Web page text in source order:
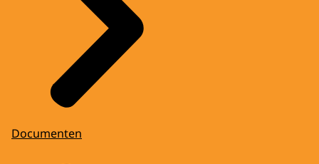
Documenten